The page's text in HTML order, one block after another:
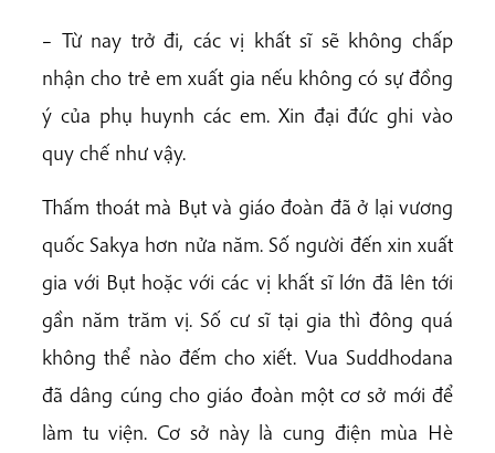
– Từ nay trở đi, các vị khất sĩ sẽ không chấp
nhận cho trẻ em xuất gia nếu không có sự đồng
ý của phụ huynh các em. Xin đại đức ghi vào
quy chế như vậy.
Thấm thoát mà Bụt và giáo đoàn đã ở lại vương
quốc Sakya hơn nửa năm. Số người đến xin xuất
gia với Bụt hoặc với các vị khất sĩ lớn đã lên tới
gần năm trăm vị. Số cư sĩ tại gia thì đông quá
không thể nào đếm cho xiết. Vua Suddhodana
đã dâng cúng cho giáo đoàn một cơ sở mới để
làm tu viện. Cơ sở này là cung điện mùa Hè